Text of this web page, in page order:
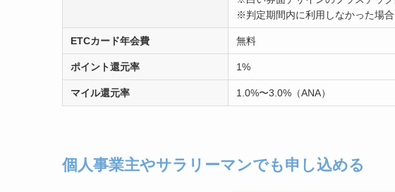
※判定期間内に利用しなかった場
ETCカード年会費 無料
ポイント還元率 1%
マイル還元率 1.0%〜3.0%（ANA）
個人事業主やサラリーマンでも申し込める